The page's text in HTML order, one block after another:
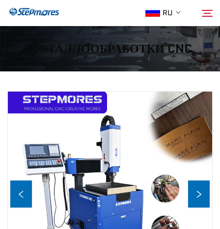
RU
Главная страница
О нас
Покупка
Видео
Поиск
МЕТАЛЛООБРАБОТКИ CNC